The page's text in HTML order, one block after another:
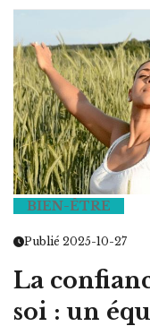
BIEN-ÊTRE
Publié 2025-10-27
La
soi : un